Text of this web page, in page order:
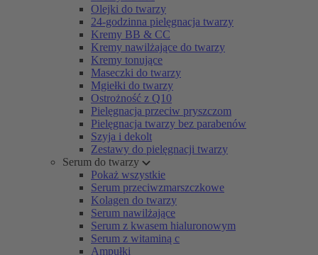
Olejki do twarzy
24-godzinna pielęgnacja twarzy
Kremy BB & CC
Kremy nawilżające do twarzy
Kremy tonujące
Maseczki do twarzy
Mgiełki do twarzy
Ostrożność z Q10
Pielęgnacja przeciw pryszczom
Pielęgnacja twarzy bez parabenów
Szyja i dekolt
Zestawy do pielęgnacji twarzy
Serum do twarzy
Pokaż wszystkie
Serum przeciwzmarszczkowe
Kolagen do twarzy
Serum nawilżające
Serum z kwasem hialuronowym
Serum z witaminą c
Ampułki